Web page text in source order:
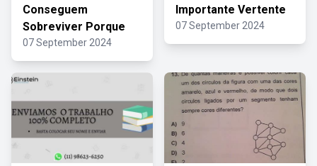
Conseguem
Sobreviver Porque
07 September 2024
Importante Vertente
07 September 2024